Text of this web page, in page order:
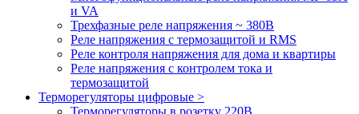
и VA
Трехфазные реле напряжения ~ 380В
Реле напряжения с термозащитой и RMS
Реле контроля напряжения для дома и квартиры
Реле напряжения с контролем тока и
термозащитой
Терморегуляторы цифровые >
Терморегуляторы в розетку 220В